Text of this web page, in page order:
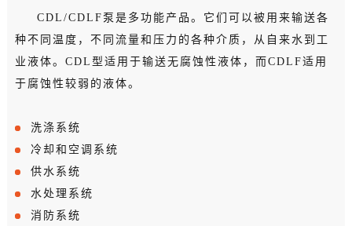
CDL/CDLF泵是多功能产品。它们可以被用来输送各
种不同温度，不同流量和压力的各种介质，从自来水到工
业液体。CDL型适用于输送无腐蚀性液体，而CDLF适用
于腐蚀性较弱的液体。
洗涤系统
冷却和空调系统
供水系统
水处理系统
消防系统